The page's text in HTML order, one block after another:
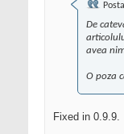
De
avea
O poza
Fixed in 0.9.9.